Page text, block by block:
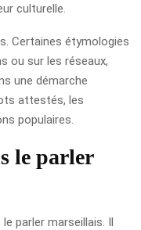
culturelle.
Certaines étymologies
ou sur les réseaux,
une démarche
attestés, les
populaires.
le parler
parler marseillais. Il